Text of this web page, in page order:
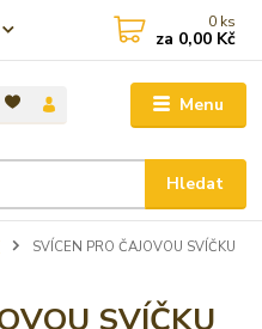
Menu
Hledat
0 ks
za 0,00 Kč
SVÍCEN PRO ČAJOVOU SVÍČKU
SVÍČKU